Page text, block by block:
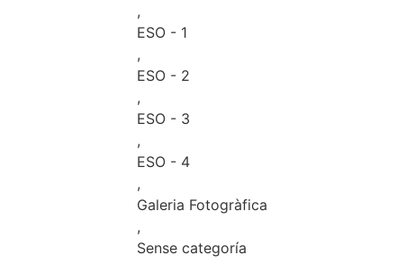
,
ESO - 1
,
ESO - 2
,
ESO - 3
,
ESO - 4
,
Galeria Fotogràfica
,
Sense categoría